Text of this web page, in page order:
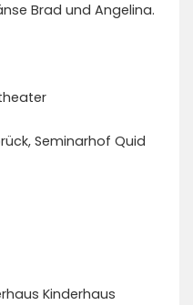
Brad und Angelina.
Seminarhof Quid
Kinderhaus